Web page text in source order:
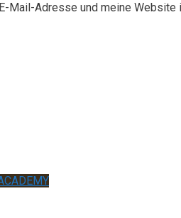
Mail-Adresse und meine